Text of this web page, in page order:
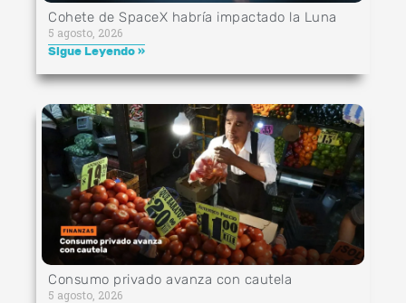
Cohete de SpaceX habría impactado la Luna
5 agosto, 2026
Sigue Leyendo »
Consumo privado avanza con cautela
5 agosto, 2026